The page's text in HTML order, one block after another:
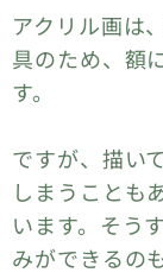
アクリル画は
具のため、額
す。
ですが、描い
しまうことも
います。そう
みができるの